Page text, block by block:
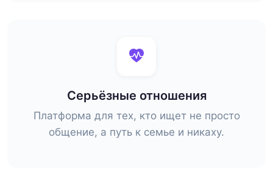
Серьёзные отношения
Платформа для тех, кто ищет не просто
общение, а путь к семье и никаху.